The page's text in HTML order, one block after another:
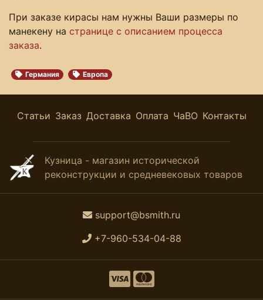
При заказе кирасы нам нужны Ваши размеры по
манекену на странице с описанием процесса
заказа.
Германия Европа
Статьи Заказ Доставка Оплата ЧаВО Контакты
Кузница - магазин исторической
реконструкции и средневековых товаров
support@bsmith.ru
+7-960-534-04-88